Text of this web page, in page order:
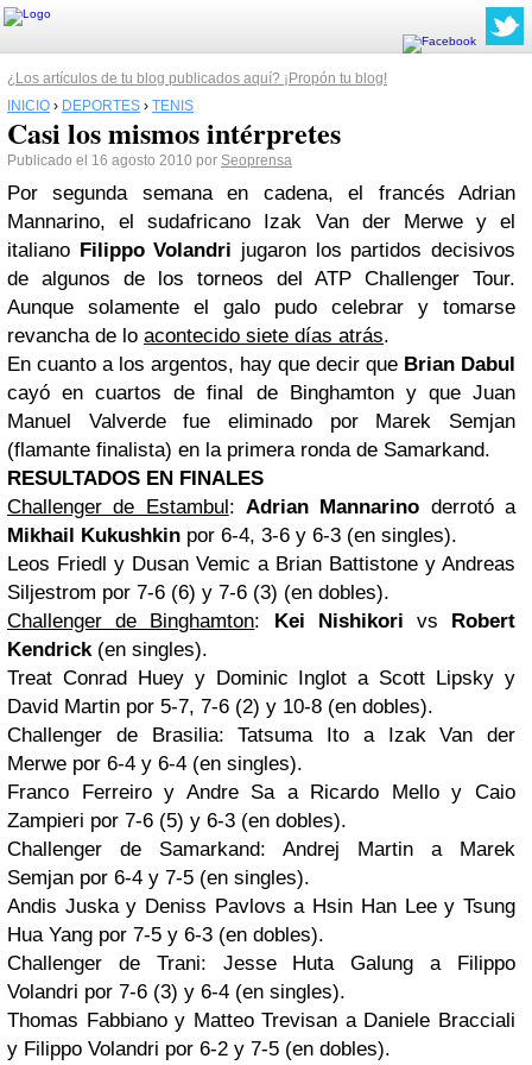
¿Los artículos de tu blog publicados aquí? ¡Propón tu blog!
INICIO › DEPORTES › TENIS
Casi los mismos intérpretes
Publicado el 16 agosto 2010 por Seoprensa
Por segunda semana en cadena, el francés Adrian
Mannarino, el sudafricano Izak Van der Merwe y el
italiano Filippo Volandri jugaron los partidos decisivos
de algunos de los torneos del ATP Challenger Tour.
Aunque solamente el galo pudo celebrar y tomarse
revancha de lo acontecido siete días atrás.
En cuanto a los argentos, hay que decir que Brian Dabul
cayó en cuartos de final de Binghamton y que Juan
Manuel Valverde fue eliminado por Marek Semjan
(flamante finalista) en la primera ronda de Samarkand.
RESULTADOS EN FINALES
Challenger de Estambul:Adrian Mannarino derrotó a
Mikhail Kukushkin por 6-4, 3-6 y 6-3 (en singles).
Leos Friedl y Dusan Vemic a Brian Battistone y Andreas
Siljestrom por 7-6 (6) y 7-6 (3) (en dobles).
Challenger de Binghamton: Kei Nishikori vs Robert
Kendrick(en singles).
Treat Conrad Huey y Dominic Inglot a Scott Lipsky y
David Martin por 5-7, 7-6 (2) y 10-8 (en dobles).
Challenger de Brasilia: Tatsuma Ito a Izak Van der
Merwe por 6-4 y 6-4 (en singles).
Franco Ferreiro y Andre Sa a Ricardo Mello y Caio
Zampieri por 7-6 (5) y 6-3 (en dobles).
Challenger de Samarkand: Andrej Martin a Marek
Semjan por 6-4 y 7-5 (en singles).
Andis Juska y Deniss Pavlovs a Hsin Han Lee y Tsung
Hua Yang por 7-5 y 6-3 (en dobles).
Challenger de Trani: Jesse Huta Galung a Filippo
Volandri por 7-6 (3) y 6-4 (en singles).
Thomas Fabbiano y Matteo Trevisan a Daniele Bracciali
y Filippo Volandri por 6-2 y 7-5 (en dobles).